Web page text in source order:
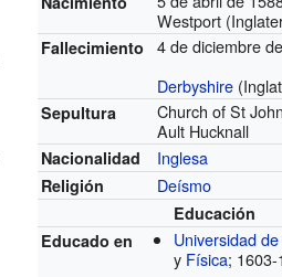
Westport
Fallecimiento
4 de diciembre
Derbyshire
Sepultura
Church of St
Ault Hucknall
Nacionalidad Inglesa
Religión Deísmo
Educación
Educado en
Universidad
y Física; 1603-